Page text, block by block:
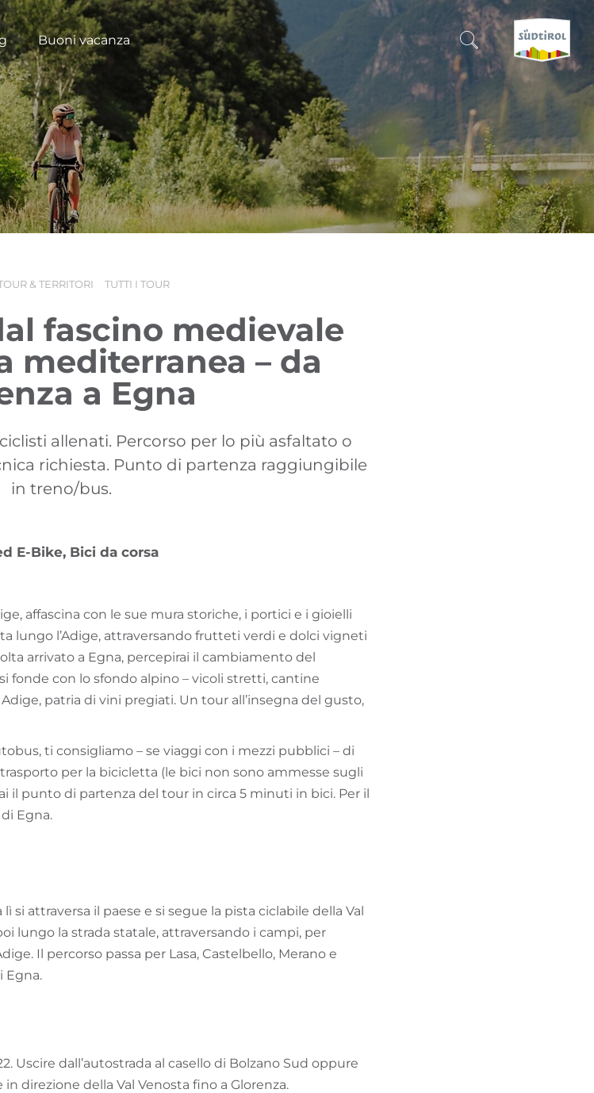
Buoni vacanza
CERCA E PRENOTA
SCOPRI L'ALTO ADIGE
QUANDO?
-
& TERRITORI TUTTI I TOUR
fascino medievale
mediterranea – da
a Egna
allenati. Percorso per lo più asfaltato o
richiesta. Punto di partenza raggiungibile
in treno/bus.
E-Bike, Bici da corsa
affascina con le sue mura storiche, i portici e i gioielli
lungo l’Adige, attraversando frutteti verdi e dolci vigneti
arrivato a Egna, percepirai il cambiamento del
fonde con lo sfondo alpino – vicoli stretti, cantine
patria di vini pregiati. Un tour all’insegna del gusto,
ti consigliamo – se viaggi con i mezzi pubblici – di
per la bicicletta (le bici non sono ammesse sugli
il punto di partenza del tour in circa 5 minuti in bici. Per il
Egna.
si attraversa il paese e si segue la pista ciclabile della Val
lungo la strada statale, attraversando i campi, per
Il percorso passa per Lasa, Castelbello, Merano e
Egna.
Uscire dall’autostrada al casello di Bolzano Sud oppure
direzione della Val Venosta fino a Glorenza.